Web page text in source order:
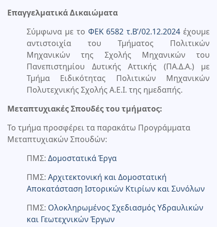
Επαγγελματικά Δικαιώματα
Σύμφωνα με το ΦΕΚ 6582 τ.Β’/02.12.2024 έχουμε
αντιστοιχία του Τμήματος Πολιτικών
Μηχανικών της Σχολής Μηχανικών του
Πανεπιστημίου Δυτικής Αττικής (ΠΑ.Δ.Α.) με
Τμήμα Ειδικότητας Πολιτικών Μηχανικών
Πολυτεχνικής Σχολής Α.Ε.Ι. της ημεδαπής.
Μεταπτυχιακές Σπουδές του τμήματος:
Το τμήμα προσφέρει τα παρακάτω Προγράμματα
Μεταπτυχιακών Σπουδών:
ΠΜΣ: Δομοστατικά Έργα
ΠΜΣ: Αρχιτεκτονική και Δομοστατική
Αποκατάσταση Ιστορικών Κτιρίων και Συνόλων
ΠΜΣ: Ολοκληρωμένος Σχεδιασμός Υδραυλικών
και Γεωτεχνικών Έργων